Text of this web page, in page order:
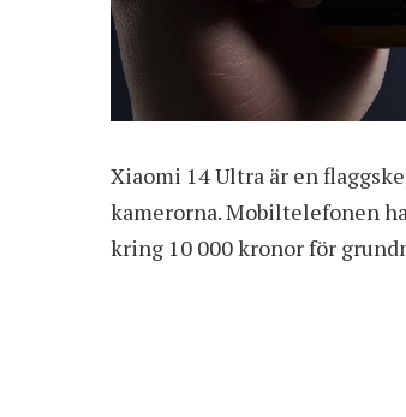
Xiaomi 14 Ultra är en
kamerorna. Mobiltelefonen
kring 10 000 kronor för